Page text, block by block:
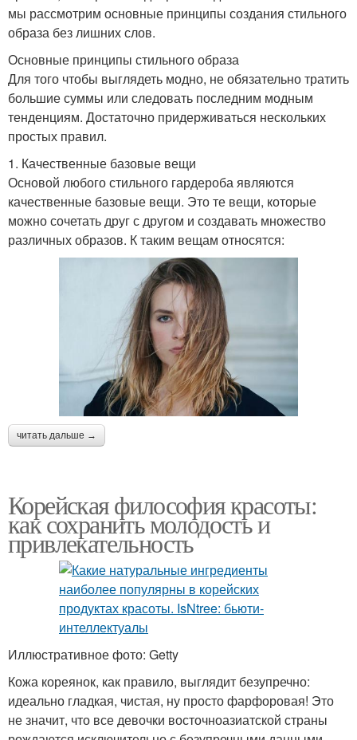
мы рассмотрим основные принципы создания стильного
образа без лишних слов.
Основные принципы стильного образа
Для того чтобы выглядеть модно, не обязательно тратить
большие суммы или следовать последним модным
тенденциям. Достаточно придерживаться нескольких
простых правил.
1. Качественные базовые вещи
Основой любого стильного гардероба являются
качественные базовые вещи. Это те вещи, которые
можно сочетать друг с другом и создавать множество
различных образов. К таким вещам относятся:
читать дальше →
Корейская философия красоты:
как сохранить молодость и
привлекательность
Иллюстративное фото: Getty
Кожа кореянок, как правило, выглядит безупречно:
идеально гладкая, чистая, ну просто фарфоровая! Это
не значит, что все девочки восточноазиатской страны